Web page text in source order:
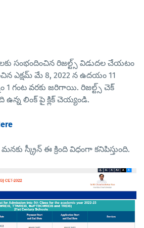
సంభందించిన రిజల్ట్స్ విడుదల చేయటం
ఎక్షమ్ మే 8, 2022 న ఉదయం 11
గంట వరకు జరిగాయి. రిజల్ట్స్ చెక్
ఉన్న లింక్ పై క్లిక్ చెయ్యండి.
స్క్రీన్ ఈ క్రింది విధంగా కనిపిస్తుంది.